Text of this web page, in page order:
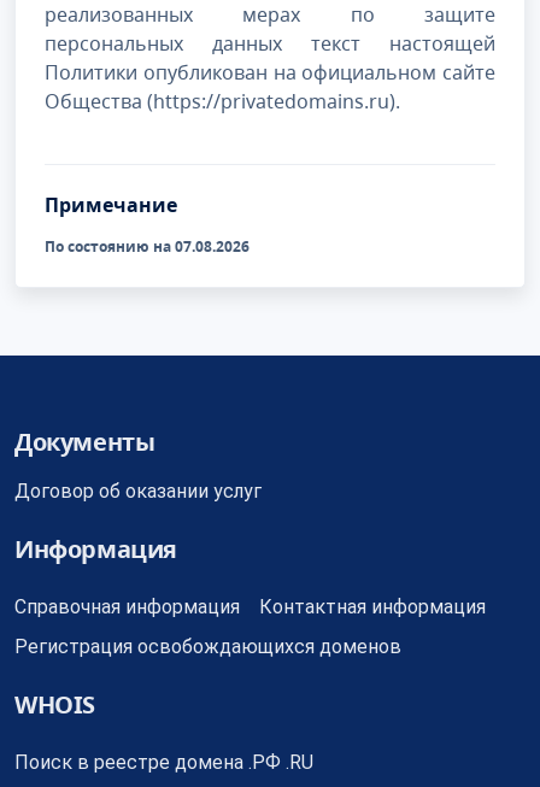
реализованных мерах по защите
персональных данных текст настоящей
Политики опубликован на официальном сайте
Общества (https://privatedomains.ru).
Примечание
По состоянию на 07.08.2026
Документы
Договор об оказании услуг
Информация
Справочная информация
Контактная информация
Регистрация освобождающихся доменов
WHOIS
Поиск в реестре домена .РФ .RU